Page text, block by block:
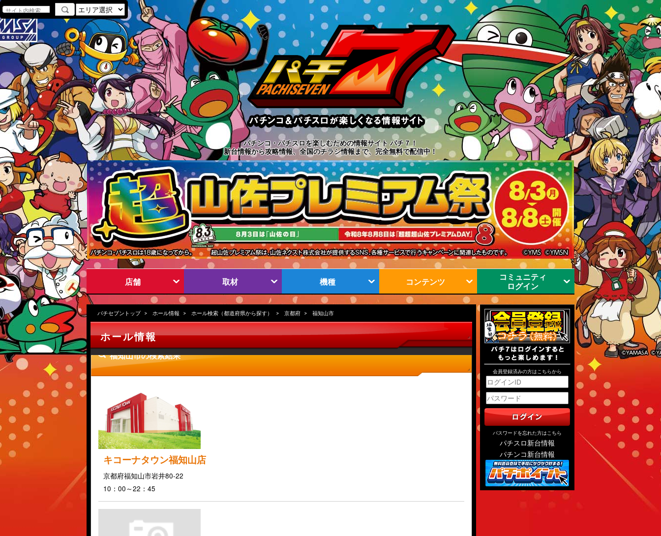
パチンコ・パチスロを楽しむための情報サイト パチ７！
新台情報から攻略情報、全国のチラシ情報まで、完全無料で配信中！
店舗 取材 機種 コンテンツ
コミュニティ
ログイン
パチセブントップ ホール情報 ホール検索（都道府県から探す） 京都府 福知山市
ホール情報
福知山市の検索結果
キコーナタウン福知山店
京都府福知山市岩井80-22
10：00～22：45
会員登録済みの方はこちらから
パスワードを忘れた方はこちら
パチスロ新台情報
パチンコ新台情報